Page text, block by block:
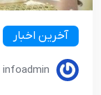
آخرین اخبار
infoadmin